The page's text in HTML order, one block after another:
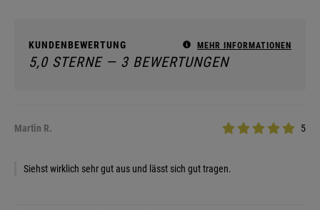
KUNDENBEWERTUNG MEHR INFORMATIONEN
5,0 STERNE — 3 BEWERTUNGEN
Martin R. 5
Siehst wirklich sehr gut aus und lässt sich gut tragen.